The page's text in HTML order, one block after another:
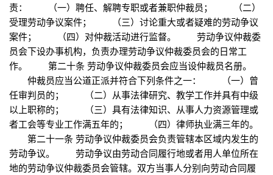
责： （一）聘任、解聘专职或者兼职仲裁员； （二）
受理劳动争议案件； （三）讨论重大或者疑难的劳动争议
案件； （四）对仲裁活动进行监督。 劳动争议仲裁委
员会下设办事机构，负责办理劳动争议仲裁委员会的日常工
作。 第二十条 劳动争议仲裁委员会应当设仲裁员名册。
仲裁员应当公道正派并符合下列条件之一： （一）曾
任审判员的； （二）从事法律研究、教学工作并具有中级
以上职称的； （三）具有法律知识、从事人力资源管理或
者工会等专业工作满五年的； （四）律师执业满三年的。
第二十一条 劳动争议仲裁委员会负责管辖本区域内发生的
劳动争议。 劳动争议由劳动合同履行地或者用人单位所在
地的劳动争议仲裁委员会管辖。双方当事人分别向劳动合同履